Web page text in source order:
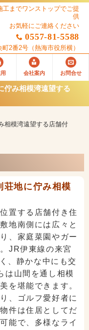
工までワンストップでご提
供
お気軽にご連絡ください
0557-81-5588
町2番2号 （熱海市役所横）
会社案内 お問合せ
佇み相模湾遠望する
相模湾遠望する店舗付
荘地に佇み相模
置する店舗付き住
地南側には広々と
、家庭菜園やガー
JR伊東線の来宮
、静かな中にも交
は山間を通し相模
を堪能できます。
、ゴルフ愛好者に
件は住居としてだ
能で、多様なライ